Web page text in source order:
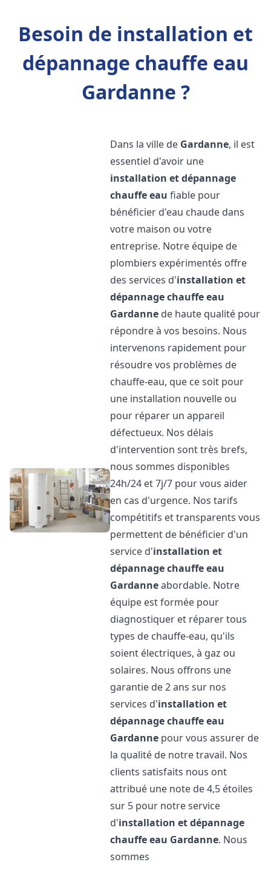
Besoin de installation et
dépannage chauffe eau
Gardanne ?
Dans la ville de Gardanne, il est
essentiel d'avoir une
installation et dépannage
chauffe eau fiable pour
bénéficier d'eau chaude dans
votre maison ou votre
entreprise. Notre équipe de
plombiers expérimentés offre
des services d'installation et
dépannage chauffe eau
Gardanne de haute qualité pour
répondre à vos besoins. Nous
intervenons rapidement pour
résoudre vos problèmes de
chauffe-eau, que ce soit pour
une installation nouvelle ou
pour réparer un appareil
défectueux. Nos délais
d'intervention sont très brefs,
nous sommes disponibles
24h/24 et 7j/7 pour vous aider
en cas d'urgence. Nos tarifs
compétitifs et transparents vous
permettent de bénéficier d'un
service d'installation et
dépannage chauffe eau
Gardanneabordable. Notre
équipe est formée pour
diagnostiquer et réparer tous
types de chauffe-eau, qu'ils
soient électriques, à gaz ou
solaires. Nous offrons une
garantie de 2 ans sur nos
services d'installation et
dépannage chauffe eau
Gardanne pour vous assurer de
la qualité de notre travail. Nos
clients satisfaits nous ont
attribué une note de 4,5 étoiles
sur 5 pour notre service
d'installation et dépannage
chauffe eau Gardanne. Nous
sommes